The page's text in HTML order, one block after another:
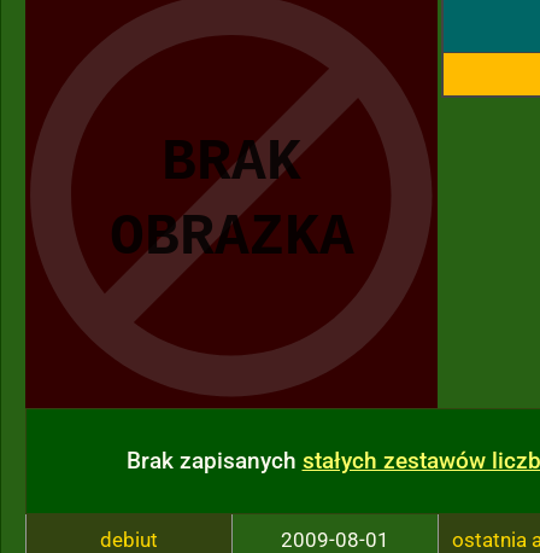
Brak zapisanych stałych zestawów
debiut 2009-08-01
ostatnia